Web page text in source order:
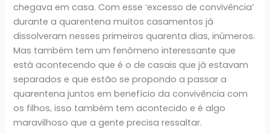
chegava em casa. Com esse ‘excesso de convivência’
durante a quarentena muitos casamentos já
dissolveram nesses primeiros quarenta dias, inúmeros.
Mas também tem um fenômeno interessante que
está acontecendo que é o de casais que já estavam
separados e que estão se propondo a passar a
quarentena juntos em benefício da convivência com
os filhos, isso também tem acontecido e é algo
maravilhoso que a gente precisa ressaltar.